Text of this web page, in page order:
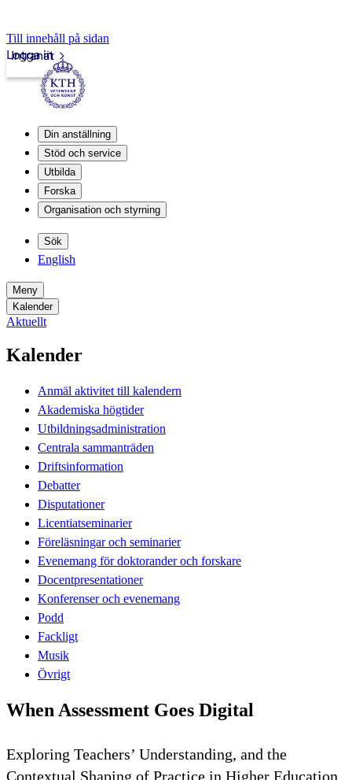
Till innehåll på sidan
Intranät
Logga in
Din anställning
Stöd och service
Utbilda
Forska
Organisation och styrning
Sök
English
Meny
Kalender
Aktuellt
Kalender
Anmäl aktivitet till kalendern
Akademiska högtider
Utbildningsadministration
Centrala sammanträden
Driftsinformation
Debatter
Disputationer
Licentiatseminarier
Föreläsningar och seminarier
Evenemang för doktorander och forskare
Docentpresentationer
Konferenser och evenemang
Podd
Fackligt
Musik
Övrigt
When Assessment Goes Digital
Exploring Teachers’ Understanding, and the
Contextual Shaping of Practice in Higher Education